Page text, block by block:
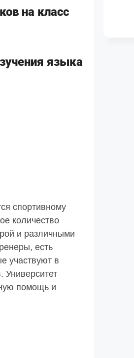
на класс
языка
спортивному
количество
и различными
есть
участвуют в
Университет
помощь и